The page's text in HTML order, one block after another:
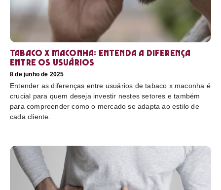
Tabaco x maconha: Entenda a diferença
entre os usuários
8 de junho de 2025
Entender as diferenças entre usuários de tabaco x maconha é
crucial para quem deseja investir nestes setores e também
para compreender como o mercado se adapta ao estilo de
cada cliente.